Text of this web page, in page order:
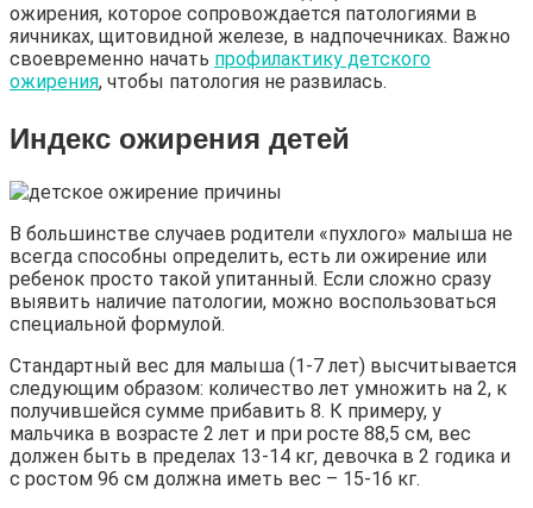
ожирения, которое сопровождается патологиями в
яичниках, щитовидной железе, в надпочечниках. Важно
своевременно начать профилактику детского
ожирения, чтобы патология не развилась.
Индекс ожирения детей
В большинстве случаев родители «пухлого» малыша не
всегда способны определить, есть ли ожирение или
ребенок просто такой упитанный. Если сложно сразу
выявить наличие патологии, можно воспользоваться
специальной формулой.
Стандартный вес для малыша (1-7 лет) высчитывается
следующим образом: количество лет умножить на 2, к
получившейся сумме прибавить 8. К примеру, у
мальчика в возрасте 2 лет и при росте 88,5 см, вес
должен быть в пределах 13-14 кг, девочка в 2 годика и
с ростом 96 см должна иметь вес – 15-16 кг.